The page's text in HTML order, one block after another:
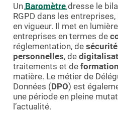
Un Baromètre dresse le
RGPD dans les
en vigueur. Il met en
entreprises en termes de
réglementation, de
personnelles, de
traitements et de formation
matière. Le métier de
Données (DPO) est
une période en pleine
l’actualité.